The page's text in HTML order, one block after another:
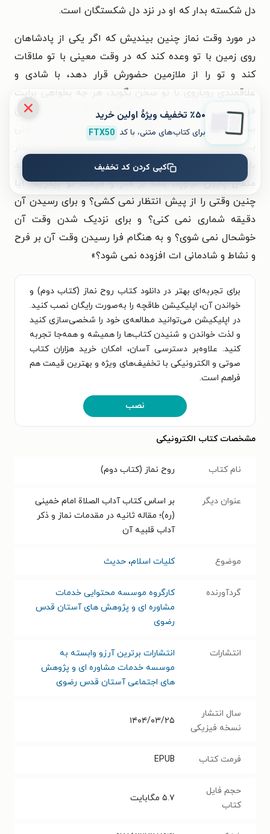
دل شکسته بدار که او در نزد دل شکستگان است.
در مورد وقت نماز چنین بیندیش که اگر یکی از پادشاهان
روی زمین با تو وعده کند که در وقت معینی با تو ملاقات
کند و تو را از ملازمین حضورش قرار دهد، با شادی و
علاقمندی رویاروی با تو سخن بگوید، هر چه بخواهی برایت
فراهم سازد و تو را از مقرّبان درگاهش قرار دهد و خلعتی
بسیار ارزنده در حضور همگان به تو ارزانی بدارد، که مدتی
بسیار طولانی در دست تو بماند و وسیلهٔ مباهات و افتخار
باشد و به گونه ای باشد که شأن تو را در پیشگاه خداوند
متعال پایین نیاورد، بلکه بر قدر و قیمت تو بیفزاید؛ آیا
چنین وقتی را از پیش انتظار نمی کشی؟ و برای رسیدن آن
دقیقه شماری نمی کنی؟ و برای نزدیک شدن وقت آن
خوشحال نمی شوی؟ و به هنگام فرا رسیدن وقت آن بر فرح
و نشاط و شادمانی ات افزوده نمی شود؟»
برای تجربه‌ای بهتر در دانلود کتاب روح نماز (کتاب دوم) و
خواندن آن، اپلیکیشن طاقچه را به‌صورت رایگان نصب کنید.
در اپلیکیشن می‌توانید مطالعه‌ی خود را شخصی‌سازی کنید
و لذت خواندن و شنیدن کتاب‌ها را همیشه و همه‌جا تجربه
کنید. علاوه‌بر دسترسی آسان، امکان خرید هزاران کتاب
صوتی و الکترونیکی با تخفیف‌های ویژه و بهترین قیمت هم
فراهم است.
نصب
مشخصات کتاب الکترونیکی
نام کتاب روح نماز (کتاب دوم)
عنوان دیگر
بر اساس کتاب آداب الصلاة امام خمینی
(ره)؛ مقاله ثانیه در مقدمات نماز و ذکر
آداب قلبیه آن
موضوع کلیات اسلام، حدیث
گردآورنده
کارگروه موسسه محتوایی خدمات
مشاوره ای و پژوهش های آستان قدس
رضوی
انتشارات
انتشارات برترین آرزو وابسته به
موسسه خدمات مشاوره ای و پژوهش
های اجتماعی آستان قدس رضوی
سال انتشار
نسخه فیزیکی
۱۴۰۴/۰۳/۲۵
فرمت کتاب EPUB
حجم فایل
کتاب
۵.۷ مگابایت
٪۵۰ تخفیف ویژۀ اولین خرید
برای کتاب‌های متنی، با کد FTX50
کپی کردن کد تخفیف